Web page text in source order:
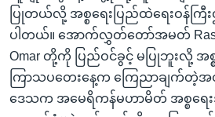
ပြုတယ်လို့ အစ္စရေးပြည်ထဲရေးဝန်ကြီ
ပါတယ်။ အောက်လွှတ်တော်အမတ်
Omar တို့ကို ပြည်ဝင်ခွင့် မပြုဘူးလို့ အစ္
ကြာသပတေးနေ့က ကြေညာချက်
ဒေသက အမေရိကန်မဟာမိတ် အစ္စရေ